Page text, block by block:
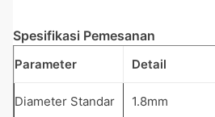
Spesifikasi Pemesanan
Parameter Detail
Diameter Standar 1.8mm